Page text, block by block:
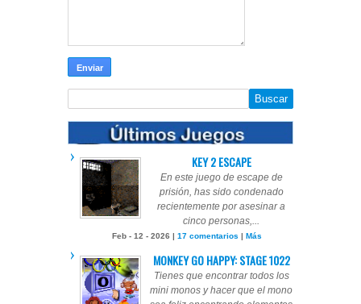
KEY 2 ESCAPE
En este juego de escape de
prisión, has sido condenado
recientemente por asesinar a
cinco personas,...
Feb - 12 - 2026 | 17 comentarios | Más
MONKEY GO HAPPY: STAGE 1022
Tienes que encontrar todos los
mini monos y hacer que el mono